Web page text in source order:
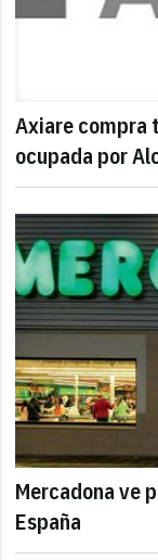
Axiare compra
ocupada por
Mercadona ve
España